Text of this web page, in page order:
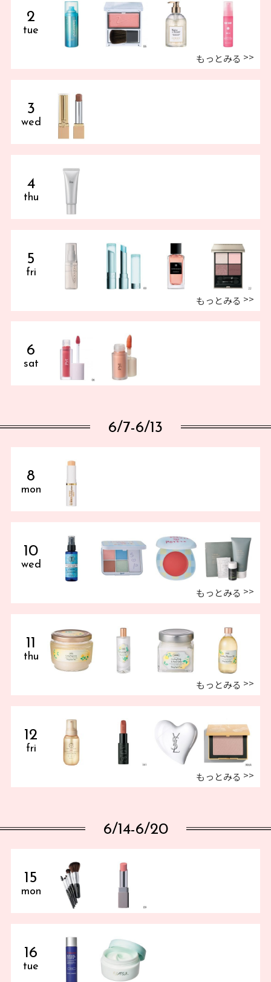
2
tue
もっとみる
3
wed
4
thu
5
fri
もっとみる
6
sat
6/7-6/13
8
mon
10
wed
もっとみる
11
thu
もっとみる
12
fri
もっとみる
6/14-6/20
15
mon
16
tue